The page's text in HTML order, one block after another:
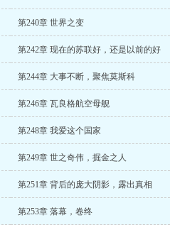
第240章 世界之变
第242章 现在的苏联好，还是以前的好
第244章 大事不断，聚焦莫斯科
第246章 瓦良格航空母舰
第248章 我爱这个国家
第249章 世之奇伟，掘金之人
第251章 背后的庞大阴影，露出真相
第253章 落幕，卷终